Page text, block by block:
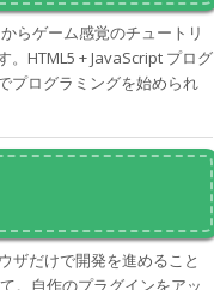
らゲーム感覚のチュートリ
HTML5 + JavaScript プログ
プログラミングを始められ
ザだけで開発を進めること
。自作のプラグインをアッ